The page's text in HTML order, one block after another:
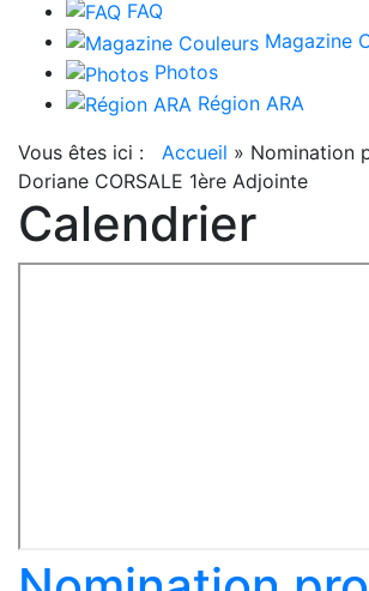
FAQ
Magazine
Photos
Région ARA
Vous êtes ici : Accueil » Nomination
Doriane CORSALE 1ère Adjointe
Calendrier